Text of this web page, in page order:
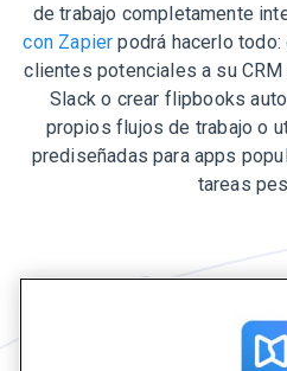
de trabajo completamente
con Zapier podrá hacerlo
clientes potenciales a su
Slack o crear flipbooks
propios flujos de trabajo o
prediseñadas para apps
tareas